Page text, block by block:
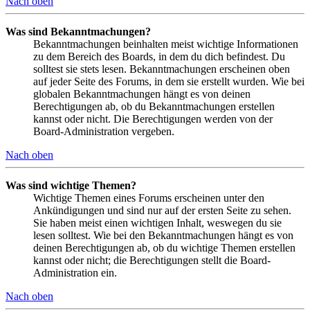
Was sind Bekanntmachungen?
Bekanntmachungen beinhalten meist wichtige Informationen
zu dem Bereich des Boards, in dem du dich befindest. Du
solltest sie stets lesen. Bekanntmachungen erscheinen oben
auf jeder Seite des Forums, in dem sie erstellt wurden. Wie bei
globalen Bekanntmachungen hängt es von deinen
Berechtigungen ab, ob du Bekanntmachungen erstellen
kannst oder nicht. Die Berechtigungen werden von der
Board-Administration vergeben.
Nach oben
Was sind wichtige Themen?
Wichtige Themen eines Forums erscheinen unter den
Ankündigungen und sind nur auf der ersten Seite zu sehen.
Sie haben meist einen wichtigen Inhalt, weswegen du sie
lesen solltest. Wie bei den Bekanntmachungen hängt es von
deinen Berechtigungen ab, ob du wichtige Themen erstellen
kannst oder nicht; die Berechtigungen stellt die Board-
Administration ein.
Nach oben